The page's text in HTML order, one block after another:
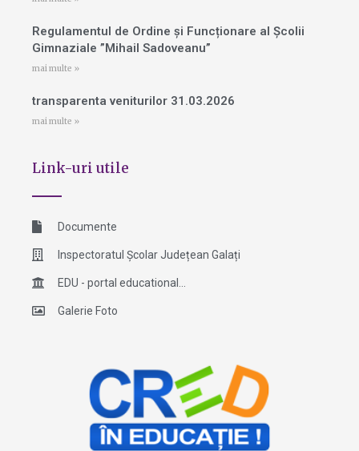
Regulamentul de Ordine și Funcționare al Școlii
Gimnaziale ”Mihail Sadoveanu”
mai multe »
transparenta veniturilor 31.03.2026
mai multe »
Link-uri utile
Documente
Inspectoratul Școlar Județean Galați
EDU - portal educational...
Galerie Foto